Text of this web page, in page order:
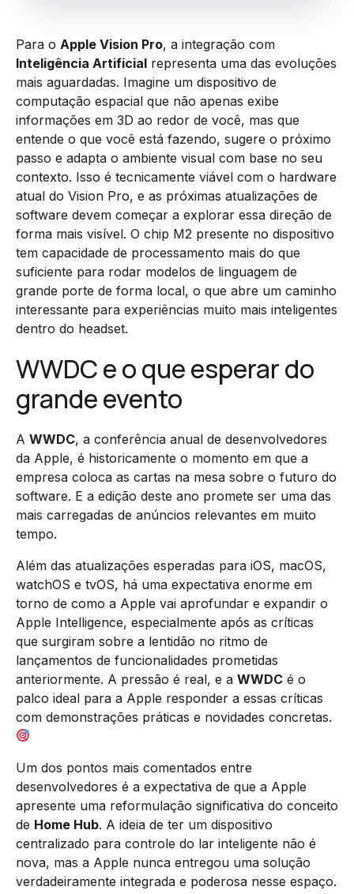
Para o Apple Vision Pro, a integração com
Inteligência Artificial representa uma das evoluções
mais aguardadas. Imagine um dispositivo de
computação espacial que não apenas exibe
informações em 3D ao redor de você, mas que
entende o que você está fazendo, sugere o próximo
passo e adapta o ambiente visual com base no seu
contexto. Isso é tecnicamente viável com o hardware
atual do Vision Pro, e as próximas atualizações de
software devem começar a explorar essa direção de
forma mais visível. O chip M2 presente no dispositivo
tem capacidade de processamento mais do que
suficiente para rodar modelos de linguagem de
grande porte de forma local, o que abre um caminho
interessante para experiências muito mais inteligentes
dentro do headset.
WWDC e o que esperar do
grande evento
A WWDC, a conferência anual de desenvolvedores
da Apple, é historicamente o momento em que a
empresa coloca as cartas na mesa sobre o futuro do
software. E a edição deste ano promete ser uma das
mais carregadas de anúncios relevantes em muito
tempo.
Além das atualizações esperadas para iOS, macOS,
watchOS e tvOS, há uma expectativa enorme em
torno de como a Apple vai aprofundar e expandir o
Apple Intelligence, especialmente após as críticas
que surgiram sobre a lentidão no ritmo de
lançamentos de funcionalidades prometidas
anteriormente. A pressão é real, e a WWDC é o
palco ideal para a Apple responder a essas críticas
com demonstrações práticas e novidades concretas.
Um dos pontos mais comentados entre
desenvolvedores é a expectativa de que a Apple
apresente uma reformulação significativa do conceito
de Home Hub. A ideia de ter um dispositivo
centralizado para controle do lar inteligente não é
nova, mas a Apple nunca entregou uma solução
verdadeiramente integrada e poderosa nesse espaço.